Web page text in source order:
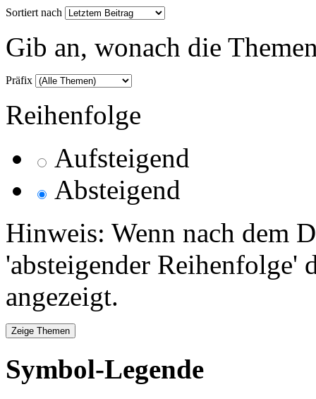
Sortiert nach
Gib an, wonach die
Präfix
Reihenfolge
Aufsteigend
Absteigend
Hinweis: Wenn nach dem
'absteigender Reihenfolge'
angezeigt.
Symbol-Legende